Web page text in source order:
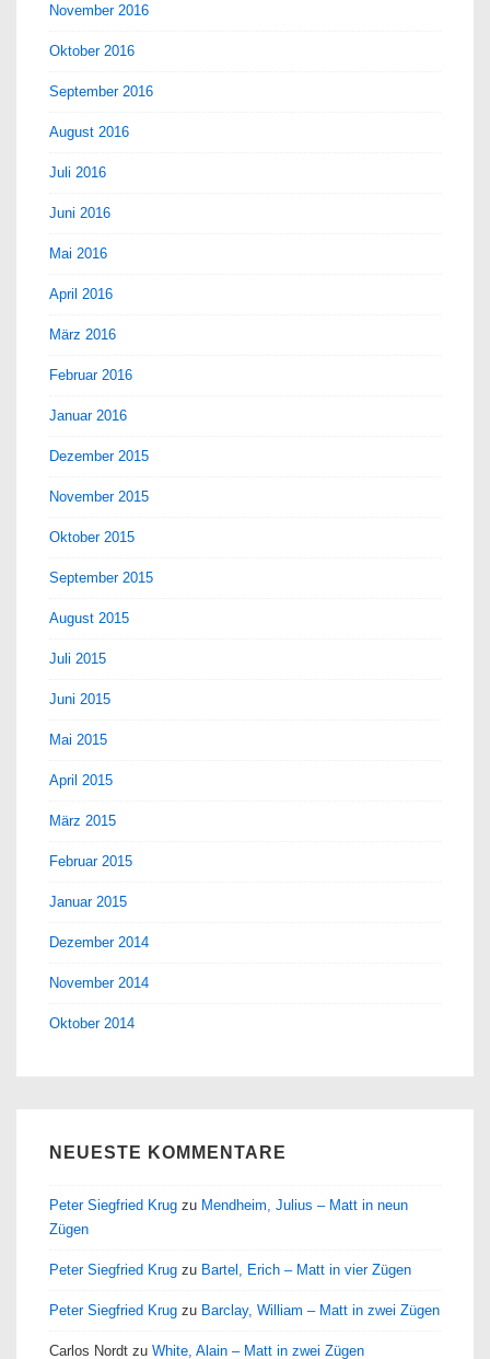
November 2016
Oktober 2016
September 2016
August 2016
Juli 2016
Juni 2016
Mai 2016
April 2016
März 2016
Februar 2016
Januar 2016
Dezember 2015
November 2015
Oktober 2015
September 2015
August 2015
Juli 2015
Juni 2015
Mai 2015
April 2015
März 2015
Februar 2015
Januar 2015
Dezember 2014
November 2014
Oktober 2014
NEUESTE KOMMENTARE
Peter Siegfried Krug zu Mendheim, Julius – Matt in neun
Zügen
Peter Siegfried Krug zu Bartel, Erich – Matt in vier Zügen
Peter Siegfried Krug zu Barclay, William – Matt in zwei Zügen
Carlos Nordt zu White, Alain – Matt in zwei Zügen